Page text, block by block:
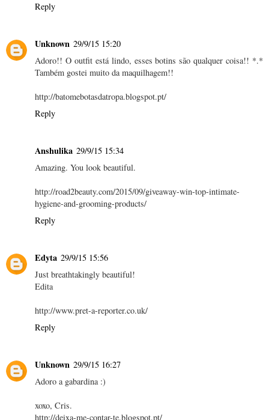
Reply
Unknown 29/9/15 15:20
Adoro!! O outfit está lindo, esses botins são qualquer coisa!! *.*
Também gostei muito da maquilhagem!!
http://batomebotasdatropa.blogspot.pt/
Reply
Anshulika 29/9/15 15:34
Amazing. You look beautiful.
http://road2beauty.com/2015/09/giveaway-win-top-intimate-
hygiene-and-grooming-products/
Reply
Edyta 29/9/15 15:56
Just breathtakingly beautiful!
Edita
http://www.pret-a-reporter.co.uk/
Reply
Unknown 29/9/15 16:27
Adoro a gabardina :)
xoxo, Cris.
http://deixa-me-contar-te.blogspot.pt/